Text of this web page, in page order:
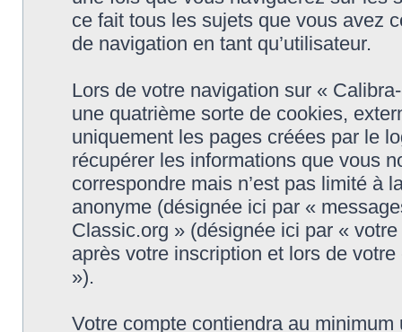
ce fait tous les sujets que vous avez
de navigation en tant qu’utilisateur.
Lors de votre navigation sur «
une quatrième sorte de cookies,
uniquement les pages créées par le
récupérer les informations que vous
correspondre mais n’est pas limité à
anonyme (désignée ici par «
Classic.org » (désignée ici par «
après votre inscription et lors de
»).
Votre compte contiendra au